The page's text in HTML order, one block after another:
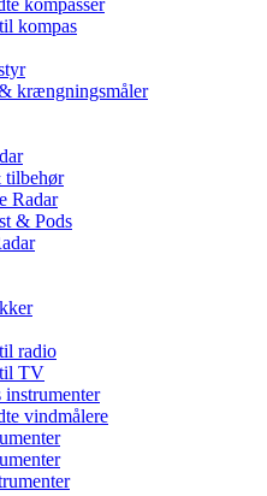
kompasser
kompas
krængningsmåler
tilbehør
Radar
& Pods
radio
TV
instrumenter
vindmålere